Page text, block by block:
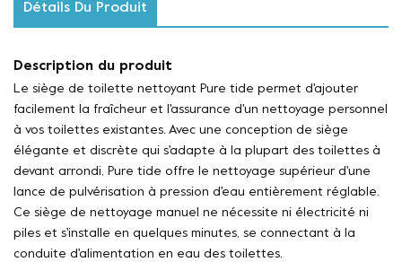
Détails Du Produit
Description du produit
Le siège de toilette nettoyant Pure tide permet d'ajouter
facilement la fraîcheur et l'assurance d'un nettoyage personnel
à vos toilettes existantes. Avec une conception de siège
élégante et discrète qui s'adapte à la plupart des toilettes à
devant arrondi, Pure tide offre le nettoyage supérieur d'une
lance de pulvérisation à pression d'eau entièrement réglable.
Ce siège de nettoyage manuel ne nécessite ni électricité ni
piles et s'installe en quelques minutes, se connectant à la
conduite d'alimentation en eau des toilettes.